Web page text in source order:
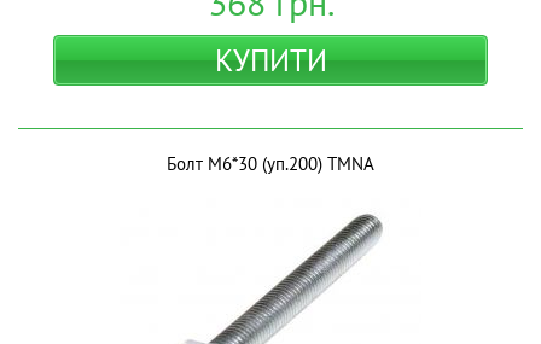
КУПИТИ
Болт М6*30 (уп.200) ТМNA